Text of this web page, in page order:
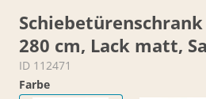
280 cm, Lack matt,
ID 112471
Farbe